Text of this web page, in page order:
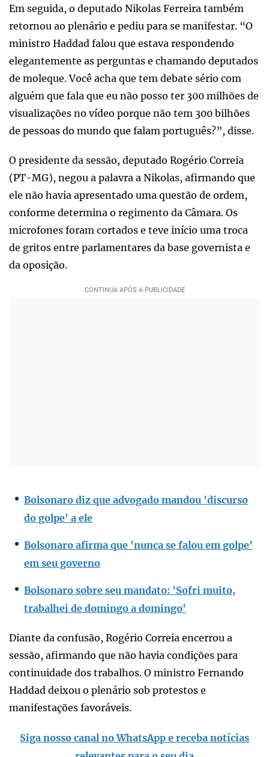
Em seguida, o deputado Nikolas Ferreira também
retornou ao plenário e pediu para se manifestar. “O
ministro Haddad falou que estava respondendo
elegantemente as perguntas e chamando deputados
de moleque. Você acha que tem debate sério com
alguém que fala que eu não posso ter 300 milhões de
visualizações no vídeo porque não tem 300 bilhões
de pessoas do mundo que falam português?”, disse.
O presidente da sessão, deputado Rogério Correia
(PT-MG), negou a palavra a Nikolas, afirmando que
ele não havia apresentado uma questão de ordem,
conforme determina o regimento da Câmara. Os
microfones foram cortados e teve início uma troca
de gritos entre parlamentares da base governista e
da oposição.
Bolsonaro diz que advogado mandou 'discurso
do golpe' a ele
Bolsonaro afirma que 'nunca se falou em golpe'
em seu governo
Bolsonaro sobre seu mandato: 'Sofri muito,
trabalhei de domingo a domingo'
Diante da confusão, Rogério Correia encerrou a
sessão, afirmando que não havia condições para
continuidade dos trabalhos. O ministro Fernando
Haddad deixou o plenário sob protestos e
manifestações favoráveis.
Siga nosso canal no WhatsApp e receba notícias